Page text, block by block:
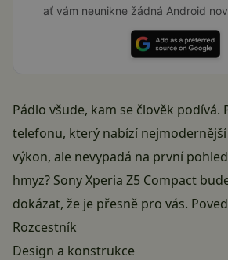
ať vám neunikne žádná Android
Pádlo všude, kam se člověk podívá.
telefonu, který nabízí
výkon, ale nevypadá na první
hmyz? Sony Xperia Z5 Compact
dokázat, že je přesně pro vás.
Rozcestník
Design a konstrukce